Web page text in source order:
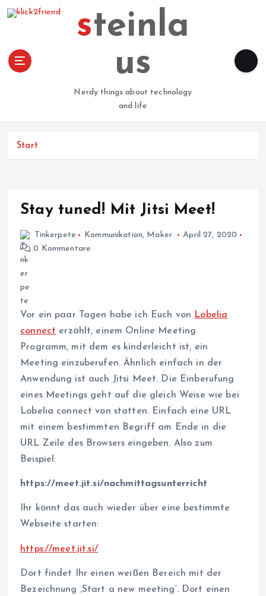
steinla
us
Nerdy things about technology
and life
Start
Stay tuned! Mit Jitsi Meet!
Tinkerpete Kommunikation, Maker
April 27, 2020
0 Kommentare
Vor ein paar Tagen habe ich Euch von Lobelia
connect erzählt, einem Online Meeting
Programm, mit dem es kinderleicht ist, ein
Meeting einzuberufen. Ähnlich einfach in der
Anwendung ist auch Jitsi Meet. Die Einberufung
eines Meetings geht auf die gleich Weise wie bei
Lobelia connect von statten. Einfach eine URL
mit einem bestimmten Begriff am Ende in die
URL Zeile des Browsers eingeben. Also zum
Beispiel:
https://meet.jit.si/nachmittagsunterricht
Ihr könnt das auch wieder über eine bestimmte
Webseite starten:
https://meet.jit.si/
Dort findet Ihr einen weißen Bereich mit der
Bezeichnung ‚Start a new meeting‘. Dort einen